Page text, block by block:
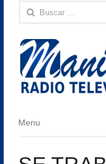
Buscar:
Menu
Menu